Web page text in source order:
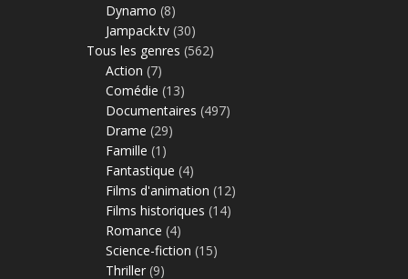
Dynamo (8)
Jampack.tv (30)
Tous les genres (562)
Action (7)
Comédie (13)
Documentaires (497)
Drame (29)
Famille (1)
Fantastique (4)
Films d'animation (12)
Films historiques (14)
Romance (4)
Science-fiction (15)
Thriller (9)